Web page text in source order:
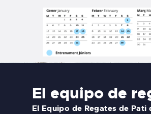
El equipo de
El Equipo de Regates de Pati